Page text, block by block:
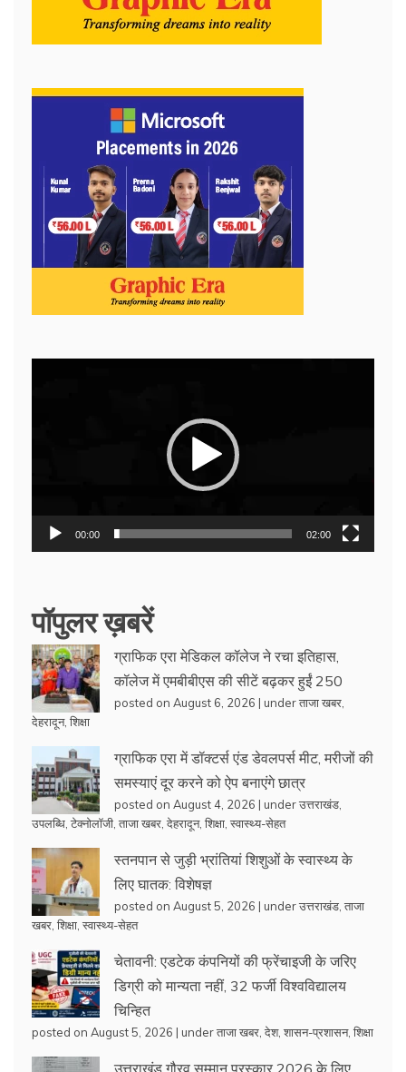
00:00 02:00
पॉपुलर ख़बरें
ग्राफिक एरा मेडिकल कॉलेज ने रचा इतिहास,
कॉलेज में एमबीबीएस की सीटें बढ़कर हुईं 250
posted on August 6, 2026 | underताजा खबर
देहरादून, शिक्षा
ग्राफिक एरा में डॉक्टर्स एंड डेवलपर्स मीट, मरीजों की
समस्याएं दूर करने को ऐप बनाएंगे छात्र
posted on August 4, 2026 | underउत्तराखंड
उपलब्धि टेक्नोलॉजी ताजा खबर देहरादून, शिक्षा स्वास्थ्य-सेहत
स्तनपान से जुड़ी भ्रांतियां शिशुओं के स्वास्थ्य के
लिए घातक: विशेषज्ञ
posted on August 5, 2026 | underउत्तराखंड ताजा
खबर शिक्षा स्वास्थ्य-सेहत
चेतावनी: एडटेक कंपनियों की फ्रेंचाइजी के जरिए
डिग्री को मान्यता नहीं, 32 फर्जी विश्वविद्यालय
चिन्हित
posted on August 5, 2026 | underताजा खबर देश, शासन-प्रशासन, शिक्षा
उत्तराखंड गौरव सम्मान पुरस्कार 2026 के लिए